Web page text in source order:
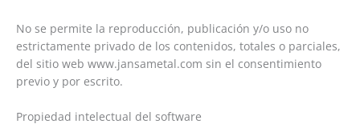
No se permite la reproducción, publicación y/o uso no
estrictamente privado de los contenidos, totales o parciales,
del sitio web www.jansametal.com sin el consentimiento
previo y por escrito.
Propiedad intelectual del software